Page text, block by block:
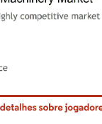
O reuso requer